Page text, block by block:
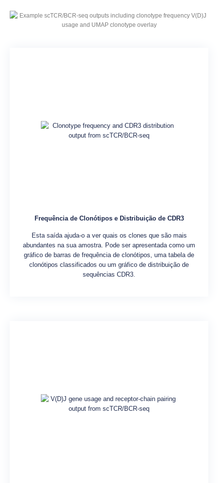
Frequência de Clonótipos e Distribuição de CDR3
Esta saída ajuda-o a ver quais os clones que são mais
abundantes na sua amostra. Pode ser apresentada como um
gráfico de barras de frequência de clonótipos, uma tabela de
clonótipos classificados ou um gráfico de distribuição de
sequências CDR3.